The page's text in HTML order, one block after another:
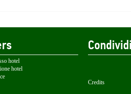
hotel
hotel
Condividi
Credits